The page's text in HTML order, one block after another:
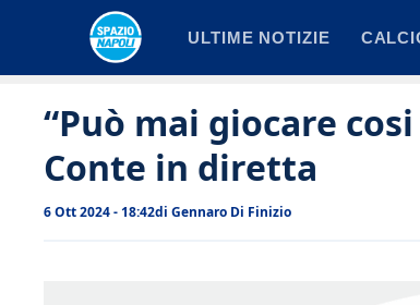
ULTIME NOTIZIE
“Può mai giocare
Conte in diretta
6 Ott 2024 - 18:42di Gennaro Di Finizio